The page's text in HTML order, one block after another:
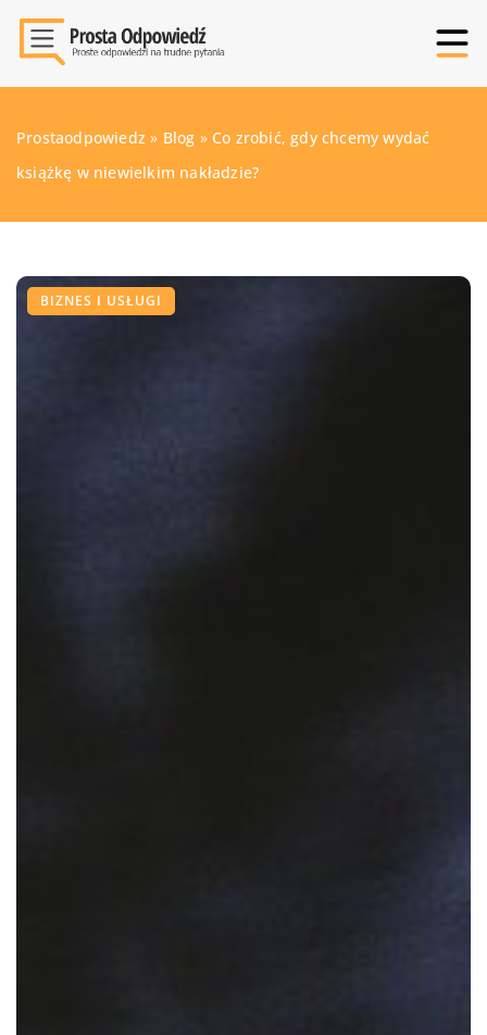
Prostaodpowiedz » Blog » Co zrobić, gdy chcemy wydać
książkę w niewielkim nakładzie?
BIZNES I USŁUGI